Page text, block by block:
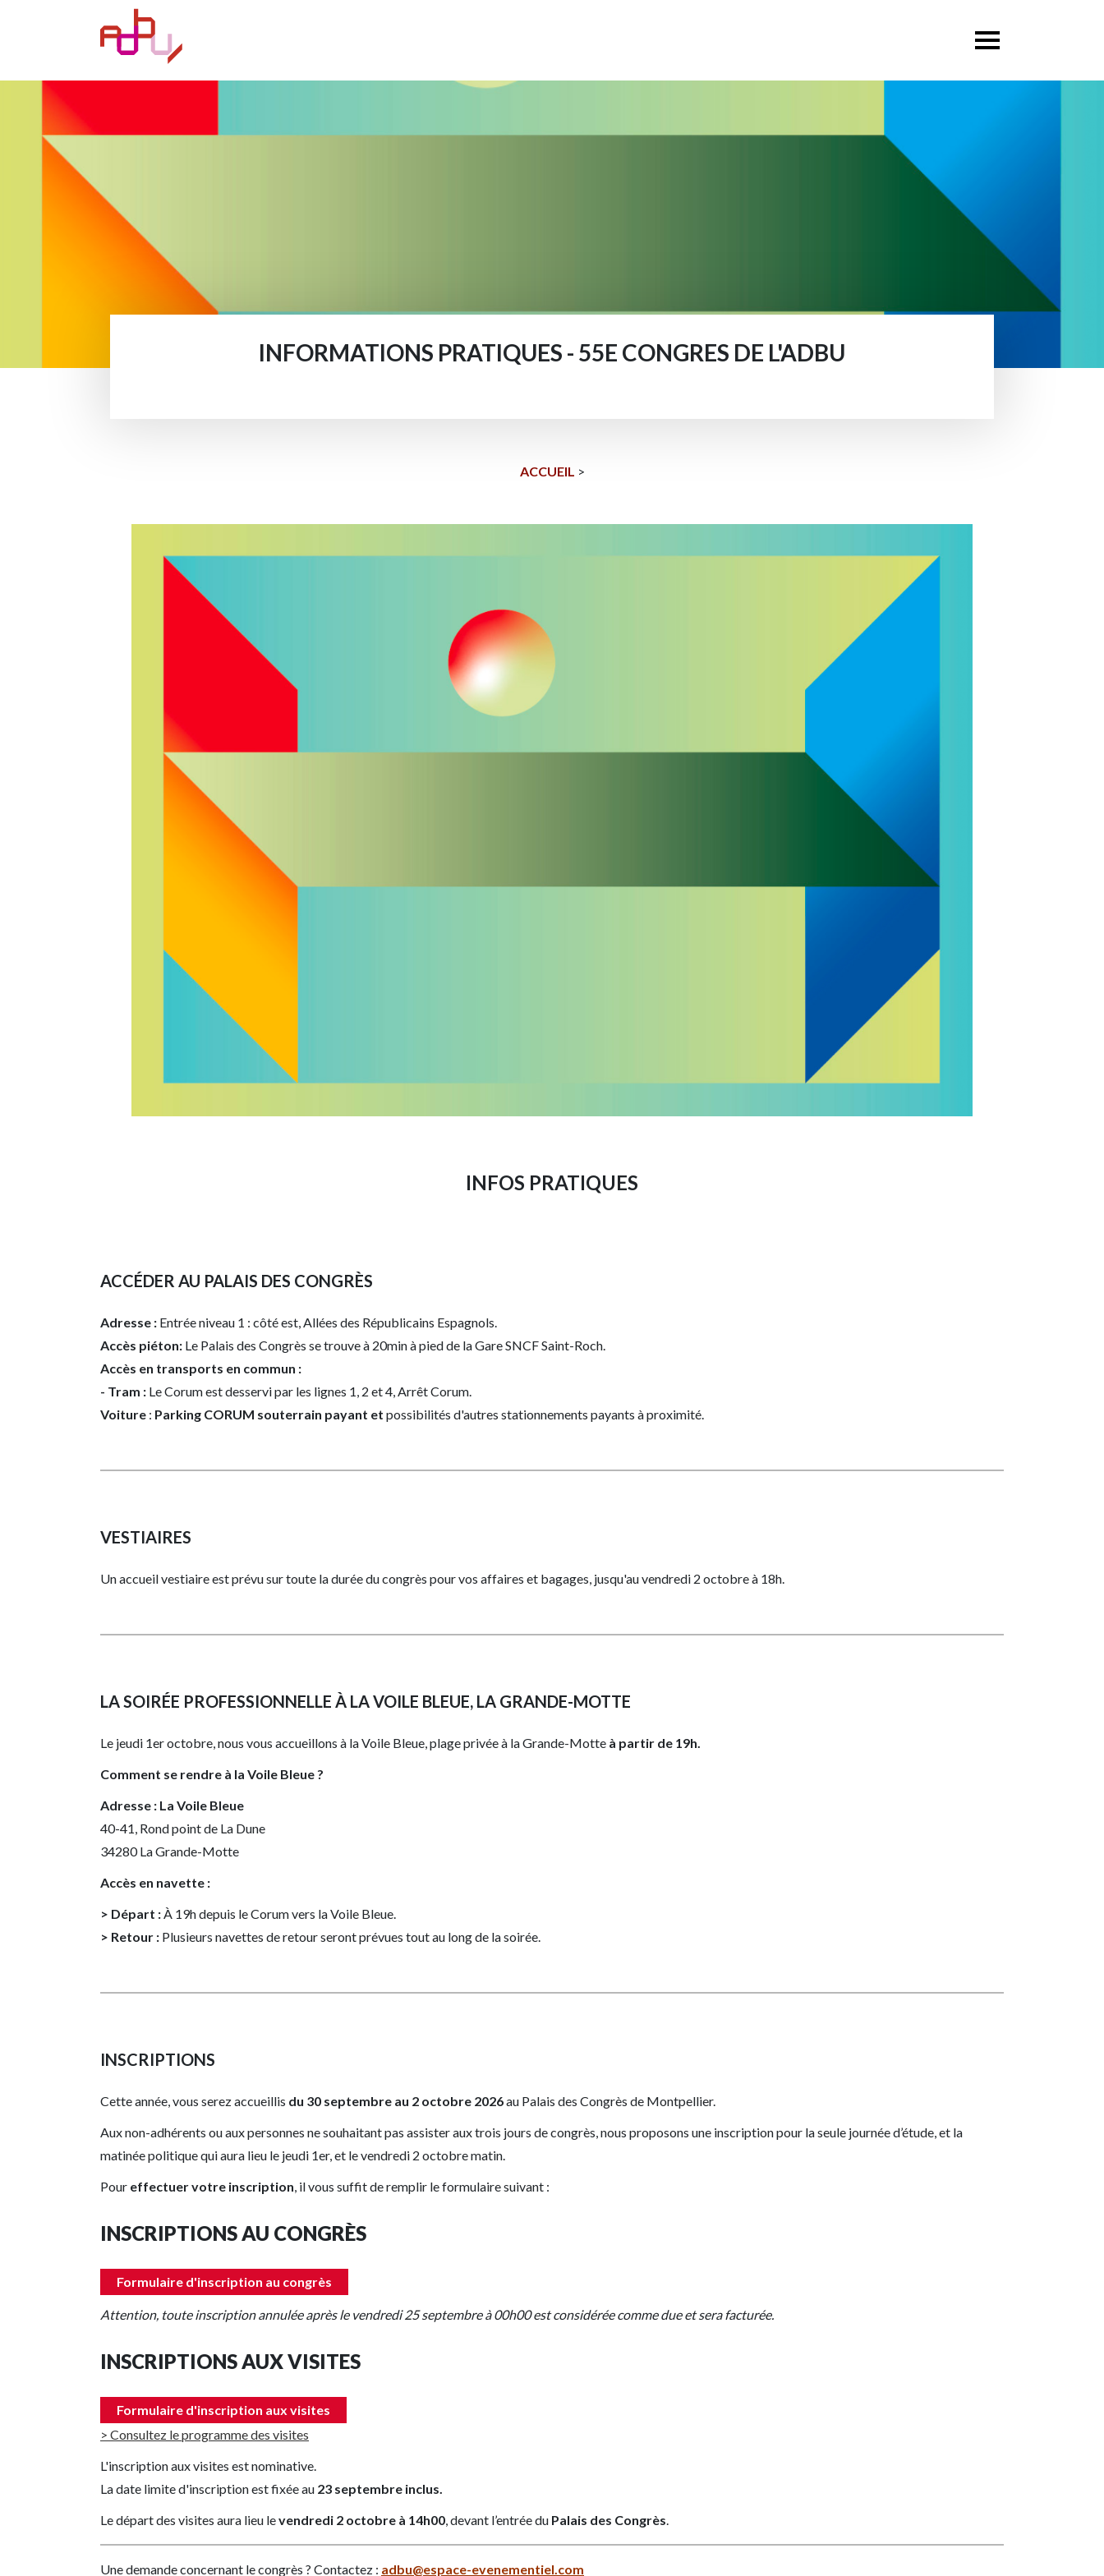
INFORMATIONS PRATIQUES - 55E CONGRES DE L'ADBU
ACCUEIL >
INFOS PRATIQUES
ACCÉDER AU PALAIS DES CONGRÈS
Adresse : Entrée niveau 1 : côté est, Allées des Républicains Espagnols.
Accès piéton: Le Palais des Congrès se trouve à 20min à pied de la Gare SNCF Saint-Roch.
Accès en transports en commun :
- Tram : Le Corum est desservi par les lignes 1, 2 et 4, Arrêt Corum.
Voiture : Parking CORUM souterrain payant et possibilités d'autres stationnements payants à proximité.
VESTIAIRES
Un accueil vestiaire est prévu sur toute la durée du congrès pour vos affaires et bagages, jusqu'au vendredi 2 octobre à 18h.
LA SOIRÉE PROFESSIONNELLE À LA VOILE BLEUE, LA GRANDE-MOTTE
Le jeudi 1er octobre, nous vous accueillons à la Voile Bleue, plage privée à la Grande-Motte à partir de 19h.
Comment se rendre à la Voile Bleue ?
Adresse : La Voile Bleue
40-41, Rond point de La Dune
34280 La Grande-Motte
Accès en navette :
> Départ :À 19h depuis le Corum vers la Voile Bleue.
> Retour : Plusieurs navettes de retour seront prévues tout au long de la soirée.
INSCRIPTIONS
Cette année, vous serez accueillis du 30 septembre au 2 octobre 2026au Palais des Congrès de Montpellier.
Aux non-adhérents ou aux personnes ne souhaitant pas assister aux trois jours de congrès, nous proposons une inscription pour la seule journée d’étude, et la
matinée politique qui aura lieu le jeudi 1er, et le vendredi 2 octobre matin.
Pour effectuer votre inscription, il vous suffit de remplir le formulaire suivant :
INSCRIPTIONS AU CONGRÈS
Formulaire d'inscription au congrès
Attention, toute inscription annulée après le vendredi 25 septembre à 00h00 est considérée comme due et sera facturée.
INSCRIPTIONS AUX VISITES
Formulaire d'inscription aux visites
> Consultez le programme des visites
L'inscription aux visites est nominative.
La date limite d'inscription est fixée au 23 septembre inclus.
Le départ des visites aura lieu levendredi 2 octobre à 14h00, devant l’entrée du Palais des Congrès.
Une demande concernant le congrès ? Contactez : adbu@espace-evenementiel.com